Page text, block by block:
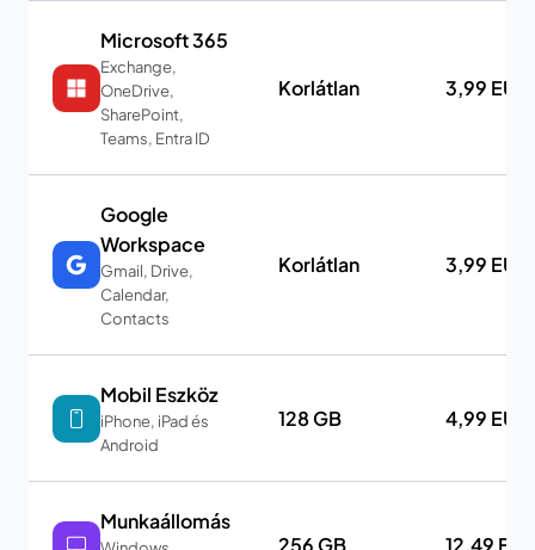
Microsoft 365
Exchange,
OneDrive,
SharePoint,
Teams, Entra ID
Korlátlan 3,99
Google
Workspace
Gmail, Drive,
Calendar,
Contacts
Korlátlan 3,99
Mobil Eszköz
iPhone, iPad és
Android
128 GB 4,99
Munkaállomás
256 GB 12,49